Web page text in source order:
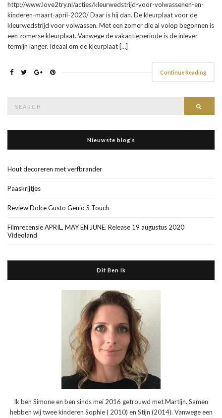
http://www.love2try.nl/acties/kleurwedstrijd-voor-volwassenen-en-
kinderen-maart-april-2020/ Daar is hij dan. De kleurplaat voor de
kleurwedstrijd voor volwassen. Met een zomer die al volop begonnen is
een zomerse kleurplaat. Vanwege de vakantieperiode is de inlever
termijn langer. Ideaal om de kleurplaat […]
Continue Reading
Nieuwste blog’s
Hout decoreren met verfbrander
Paaskrijtjes
Review Dolce Gusto Genio S Touch
Filmrecensie APRIL, MAY EN JUNE. Release 19 augustus 2020
Videoland
Dit Ben Ik
Ik ben Simone en ben sinds mei 2016 getrouwd met Martijn. Samen
hebben wij twee kinderen Sophie ( 2010) en Stijn (2014). Vanwege een